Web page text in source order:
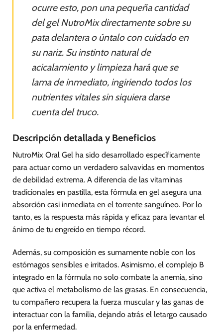
ocurre esto, pon una pequeña cantidad
del gel NutroMix directamente sobre su
pata delantera o úntalo con cuidado en
su nariz. Su instinto natural de
acicalamiento y limpieza hará que se
lama de inmediato, ingiriendo todos los
nutrientes vitales sin siquiera darse
cuenta del truco.
Descripción detallada y Beneficios
NutroMix Oral Gel ha sido desarrollado específicamente
para actuar como un verdadero salvavidas en momentos
de debilidad extrema. A diferencia de las vitaminas
tradicionales en pastilla, esta fórmula en gel asegura una
absorción casi inmediata en el torrente sanguíneo. Por lo
tanto, es la respuesta más rápida y eficaz para levantar el
ánimo de tu engreído en tiempo récord.
Además, su composición es sumamente noble con los
estómagos sensibles e irritados. Asimismo, el complejo B
integrado en la fórmula no solo combate la anemia, sino
que activa el metabolismo de las grasas. En consecuencia,
tu compañero recupera la fuerza muscular y las ganas de
interactuar con la familia, dejando atrás el letargo causado
por la enfermedad.